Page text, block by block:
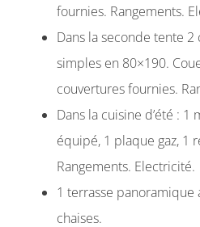
fournies. Rangements.
Dans la seconde tente 2
simples en 80×190.
couvertures fournies.
Dans la cuisine d’été :
équipé, 1 plaque gaz, 1
Rangements. Electricité.
1 terrasse panoramique
chaises.